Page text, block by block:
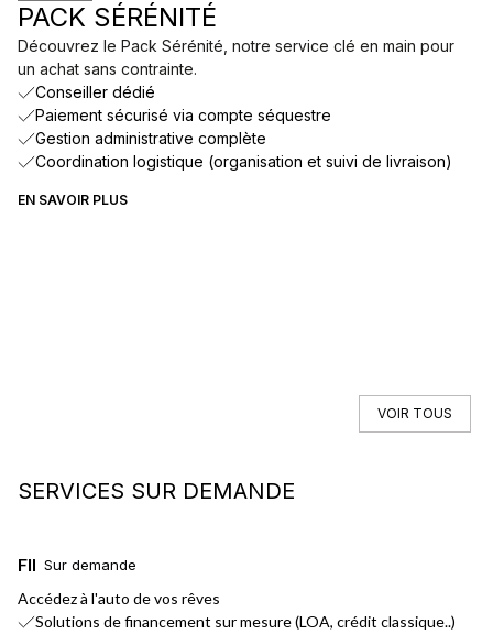
PACK SÉRÉNITÉ
Découvrez le Pack Sérénité, notre service clé en main pour
un achat sans contrainte.
Conseiller dédié
Paiement sécurisé via compte séquestre
Gestion administrative complète
Coordination logistique (organisation et suivi de livraison)
EN SAVOIR PLUS
VOIR TOUS
SERVICES SUR DEMANDE
Sur demande
FINANCEMENT
Accédez à l'auto de vos rêves
Solutions de financement sur mesure (LOA, crédit classique..)